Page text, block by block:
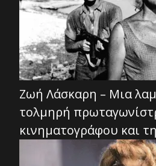
Ζωή Λάσκαρη – Μια
τολμηρή
κινηματογράφου και